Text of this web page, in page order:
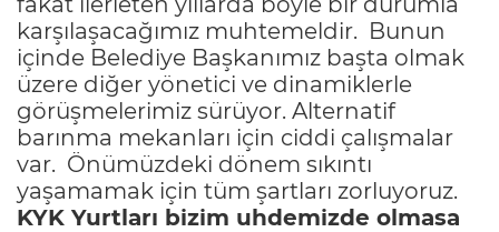
karşılaşacağımız muhtemeldir. Bunun
içinde Belediye Başkanımız başta olmak
üzere diğer yönetici ve dinamiklerle
görüşmelerimiz sürüyor. Alternatif
barınma mekanları için ciddi çalışmalar
var. Önümüzdeki dönem sıkıntı
yaşamamak için tüm şartları zorluyoruz.
KYK Yurtları bizim uhdemizde olmasa